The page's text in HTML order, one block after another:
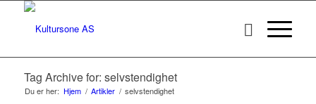
Tag Archive for: selvstendighet
Du er her: Hjem / Artikler / selvstendighet